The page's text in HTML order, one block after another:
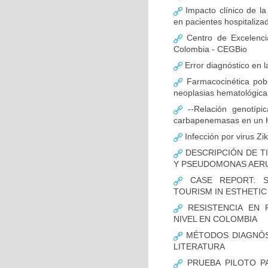
Impacto clínico de
en pacientes
Centro de
Colombia - CEGBio
Error diagnóstico en
Farmacocinética
neoplasias
--Relación
carbapenemasas en un
Infección por virus
DESCRIPCIÓN DE
Y PSEUDOMONAS
CASE REPORT:
TOURISM IN
RESISTENCIA EN
NIVEL EN COLOMBIA
MÉTODOS
LITERATURA
PRUEBA PILOTO